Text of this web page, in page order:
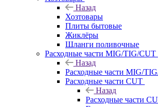
Назад
Хозтовары
Плиты бытовые
Жиклёры
Шланги поливочные
Расходные части MIG/TIG/CUT
Назад
Расходные части MIG/
Расходные части CUT
Назад
Расходные части